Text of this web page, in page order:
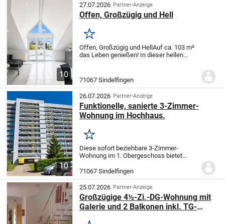
ausgerichtet. Derzeit...
10
27.07.2026 Partner-Anzeige
Offen, Großzügig und Hell
Merken
Offen, Großzügig und Hell Auf ca. 103 m²
das Leben genießen! In dieser hellen
lieben, und die ein bisschen MEHR Platz...
71067 Sindelfingen
10
26.07.2026 Partner-Anzeige
Funktionelle, sanierte 3-Zimmer-
Wohnung im Hochhaus.
Merken
Diese sofort beziehbare 3-Zimmer-
Wohnung im 1. Obergeschoss bietet
Ostbalkon mit Abstellraum sowie
Waldblick. Die Wohnung ist in einem sehr
guten Zustand. Im Jahr...
71067 Sindelfingen
25.07.2026 Partner-Anzeige
Großzügige 4½-Zi.-DG-Wohnung mit
Galerie und 2 Balkonen inkl. TG-